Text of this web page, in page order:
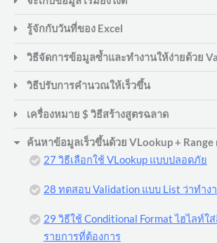
รู้จักกับวันที่ของ Excel
วิธีจัดการข้อมูลซ้ำและทำงานให้ง่ายด้วย
วิธีปรับการคำนวณให้เร็วขึ้น
เครื่องหมาย $ วิธีสร้างสูตรฉลาด
ค้นหาข้อมูลเร็วขึ้นด้วย VLookup + Range
27 วิธีเลือกใช้ VLookup แบบปลอดภัย
28 ทดสอบ Validation แบบ List ว่าทำง
29 วิธีใช้ Conditional Format ไฮไลท์ใ
รายการที่ต้องการ